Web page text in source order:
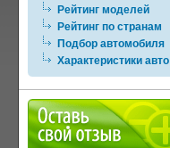
Рейтинг моделей
Рейтинг по странам
Подбор автомобиля
Характеристики авто